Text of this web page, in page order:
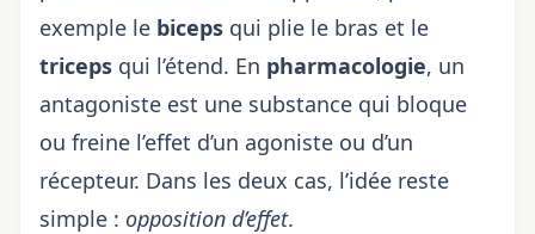
exemple le biceps qui plie le bras et le
triceps qui l’étend. En pharmacologie, un
antagoniste est une substance qui bloque
ou freine l’effet d’un agoniste ou d’un
récepteur. Dans les deux cas, l’idée reste
simple : opposition d’effet.